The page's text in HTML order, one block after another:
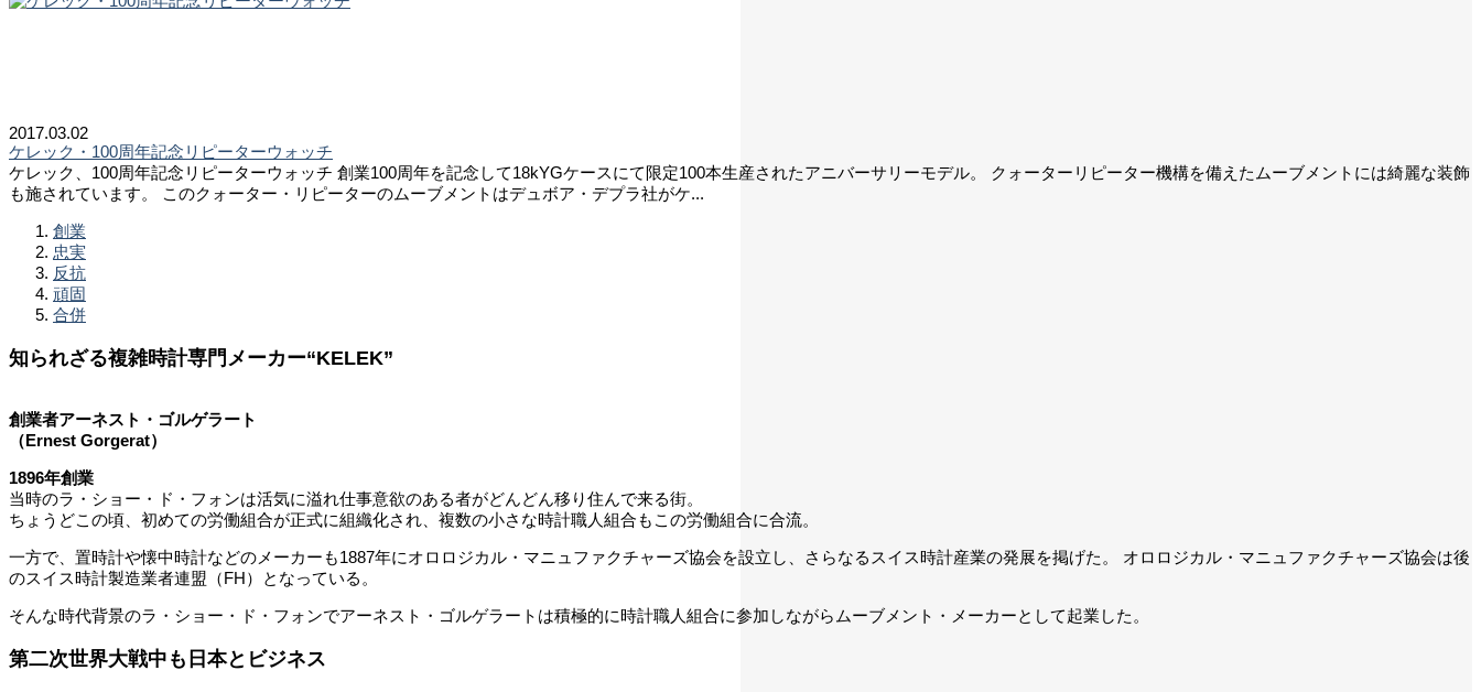
2017.03.02
ケレック・100周年記念リピーターウォッチ
ケレック、100周年記念リピーターウォッチ 創業100周年を記念して18kYGケースにて限定100本生産されたアニバーサリーモデル。 クォーターリピーター機構を備えたムーブメントには綺麗な装飾
も施されています。 このクォーター・リピーターのムーブメントはデュボア・デプラ社がケ...
創業
忠実
反抗
頑固
合併
知られざる複雑時計専門メーカー“KELEK”
創業者アーネスト・ゴルゲラート
（Ernest Gorgerat）
1896年創業
当時のラ・ショー・ド・フォンは活気に溢れ仕事意欲のある者がどんどん移り住んで来る街。
ちょうどこの頃、初めての労働組合が正式に組織化され、複数の小さな時計職人組合もこの労働組合に合流。
一方で、置時計や懐中時計などのメーカーも1887年にオロロジカル・マニュファクチャーズ協会を設立し、さらなるスイス時計産業の発展を掲げた。 オロロジカル・マニュファクチャーズ協会は後
のスイス時計製造業者連盟（FH）となっている。
そんな時代背景のラ・ショー・ド・フォンでアーネスト・ゴルゲラートは積極的に時計職人組合に参加しながらムーブメント・メーカーとして起業した。
第二次世界大戦中も日本とビジネス